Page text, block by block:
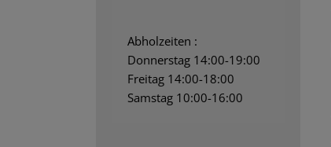
Abholzeiten :
Donnerstag 14:00-19:00
Freitag 14:00-18:00
Samstag 10:00-16:00